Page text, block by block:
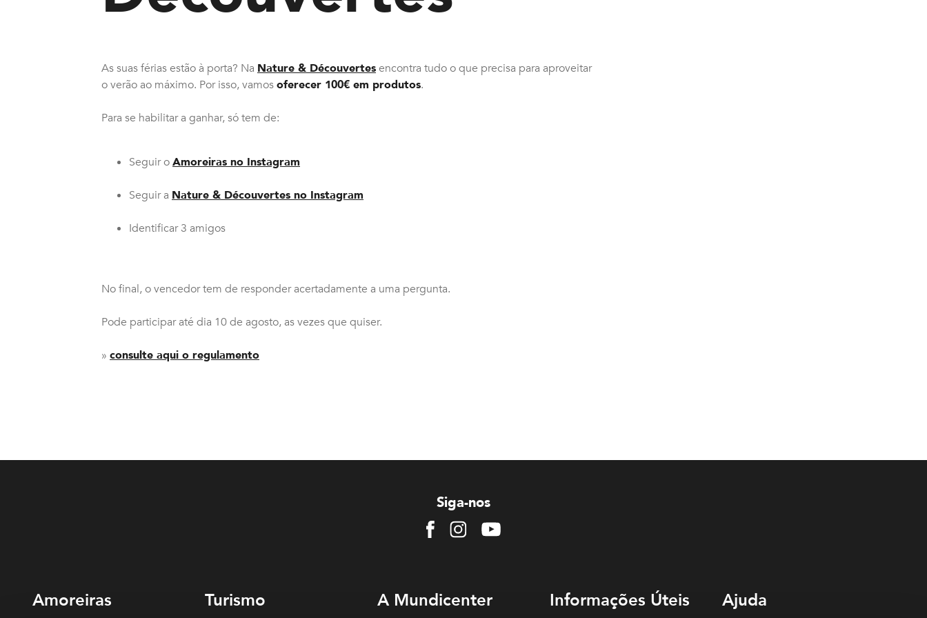
As suas férias estão à porta? Na Nature & Découvertesencontra tudo o que precisa para aproveitar
o verão ao máximo. Por isso, vamosoferecer 100€ em produtos.
Para se habilitar a ganhar, só tem de:
Seguir oAmoreiras no Instagram
Seguir a Nature & Découvertes no Instagram
Identificar 3 amigos
No final, o vencedor tem de responder acertadamente a uma pergunta.
Pode participar até dia 10 de agosto, as vezes que quiser.
» consulte aqui o regulamento
Siga-nos
FacebookInstagramYoutube
Amoreiras Turismo A Mundicenter Informações Úteis Ajuda